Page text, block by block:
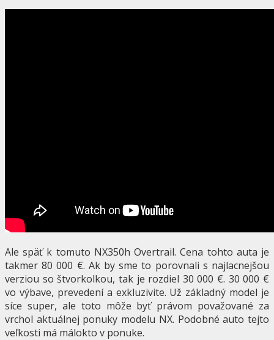
Ale späť k tomuto NX350h Overtrail. Cena tohto auta je
takmer 80 000 €. Ak by sme to porovnali s najlacnejšou
verziou so štvorkolkou, tak je rozdiel 30 000 €. 30 000 €
vo výbave, prevedení a exkluzivite. Už základný model je
síce super, ale toto môže byť právom považované za
vrchol aktuálnej ponuky modelu NX. Podobné auto tejto
veľkosti má málokto v ponuke.